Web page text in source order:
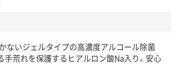
ないジェルタイプの高濃度アルコール除菌
手荒れを保護するヒアルロン酸Na入り。安心